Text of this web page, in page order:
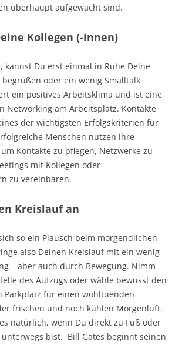
überhaupt aufgewacht sind.
Kollegen (-innen)
kannst Du erst einmal in Ruhe Deine
begrüßen oder ein wenig Smalltalk
ein positives Arbeitsklima und ist eine
Networking am Arbeitsplatz. Kontakte
der wichtigsten Erfolgskriterien für
Menschen nutzen ihre
Kontakte zu pflegen, Netzwerke zu
mit Kollegen oder
zu vereinbaren.
Kreislauf an
so ein Plausch beim morgendlichen
also Deinen Kreislauf mit ein wenig
– aber auch durch Bewegung. Nimm
des Aufzugs oder wähle bewusst den
Parkplatz für einen wohltuenden
frischen und noch kühlen Morgenluft.
natürlich, wenn Du direkt zu Fuß oder
bist. Bill Gates beginnt seinen